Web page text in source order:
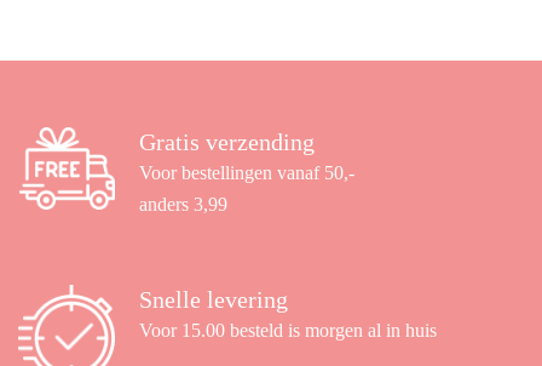
Gratis verzending
Voor bestellingen vanaf 50,-
anders 3,99
Snelle levering
Voor 15.00 besteld is morgen al in huis